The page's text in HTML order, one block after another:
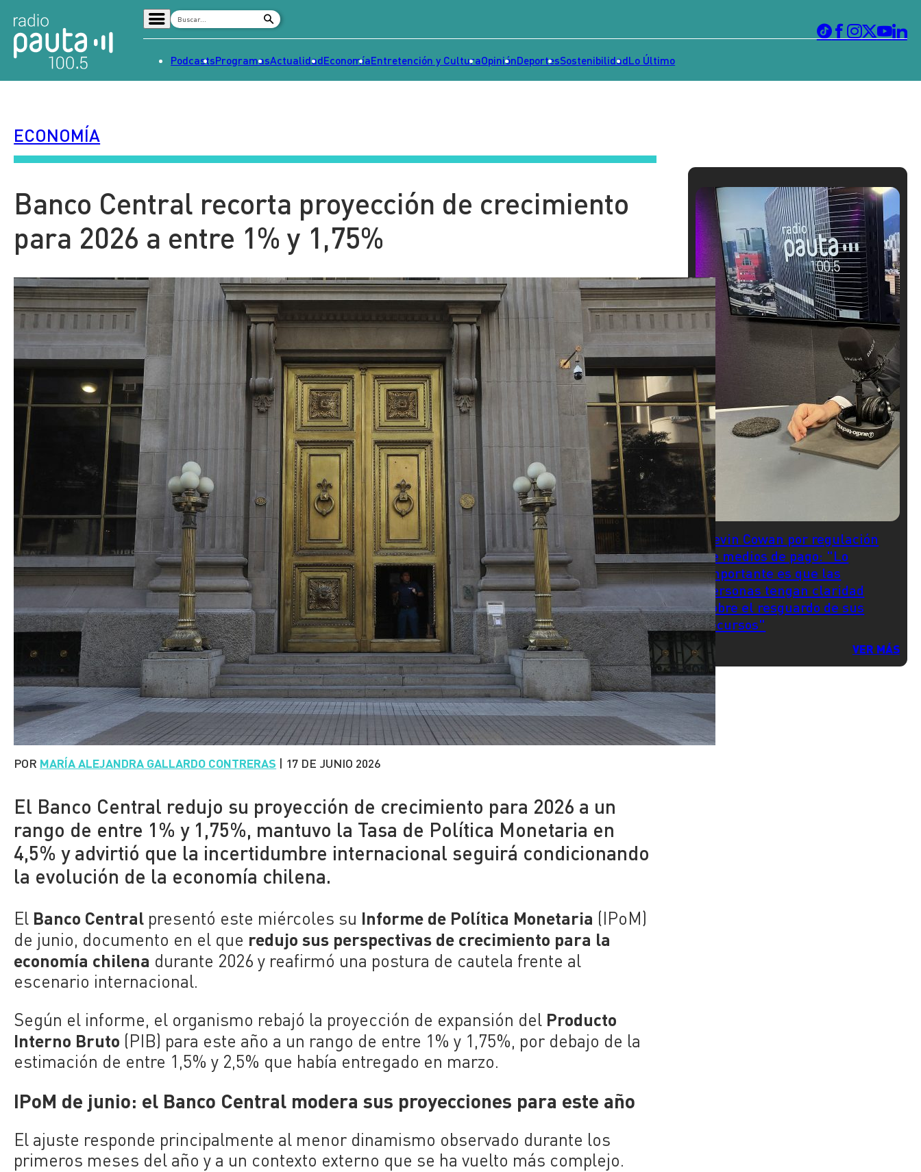
Señal 2
Tendencias
Contenido Patrocinado
PodcastsProgramasActualidadEconomíaEntretención y CulturaOpiniónDeportesSostenibilidadLo Último
ECONOMÍA
Banco Central recorta proyección de crecimiento
para 2026 a entre 1% y 1,75%
POR MARÍA ALEJANDRA GALLARDO CONTRERAS | 17 DE JUNIO 2026
El Banco Central redujo su proyección de crecimiento para 2026 a un
rango de entre 1% y 1,75%, mantuvo la Tasa de Política Monetaria en
4,5% y advirtió que la incertidumbre internacional seguirá condicionando
la evolución de la economía chilena.
El Banco Central presentó este miércoles su Informe de Política Monetaria (IPoM)
de junio, documento en el que redujo sus perspectivas de crecimiento para la
economía chilena durante 2026 y reafirmó una postura de cautela frente al
escenario internacional.
Según el informe, el organismo rebajó la proyección de expansión del Producto
Interno Bruto (PIB) para este año a un rango de entre 1% y 1,75%, por debajo de la
estimación de entre 1,5% y 2,5% que había entregado en marzo.
IPoM de junio: el Banco Central modera sus proyecciones para este año
El ajuste responde principalmente al menor dinamismo observado durante los
primeros meses del año y a un contexto externo que se ha vuelto más complejo.
Kevin Cowan por regulación
de medios de pago: "Lo
importante es que las
personas tengan claridad
sobre el resguardo de sus
recursos"
VER MÁS